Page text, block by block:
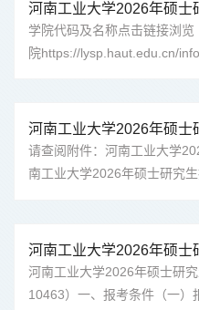
河南工业大学2026年硕士
考试大纲汇总
学院代码及名称点击链接浏
院https://lysp.haut.edu.cn/
土木工程学院https://
机电工程学院
https://jdxy.haut.edu.cn/info/
河南工业大学2026年硕士
请查阅附件：河南工业大学
南工业大学2026年硕士研究
河南工业大学2026年硕士
河南工业大学2026年硕士研
10463）一、报考条件（一）